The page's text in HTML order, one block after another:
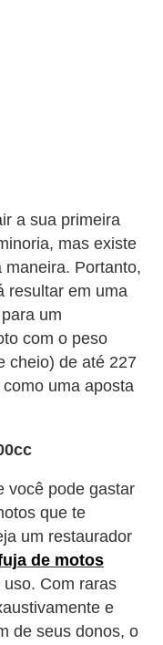
a sua primeira
mas existe
Portanto,
resultar em uma
um
com o peso
cheio) de até 227
uma aposta
você pode gastar
que te
um restaurador
de motos
Com raras
e
de seus donos, o